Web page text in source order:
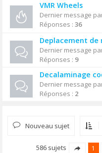
VMR Wheels
Dernier message
Réponses : 36
Deplacement de
Dernier message
Réponses : 9
Decalaminage
Dernier message
Réponses : 2
Nouveau sujet
586 sujets 1